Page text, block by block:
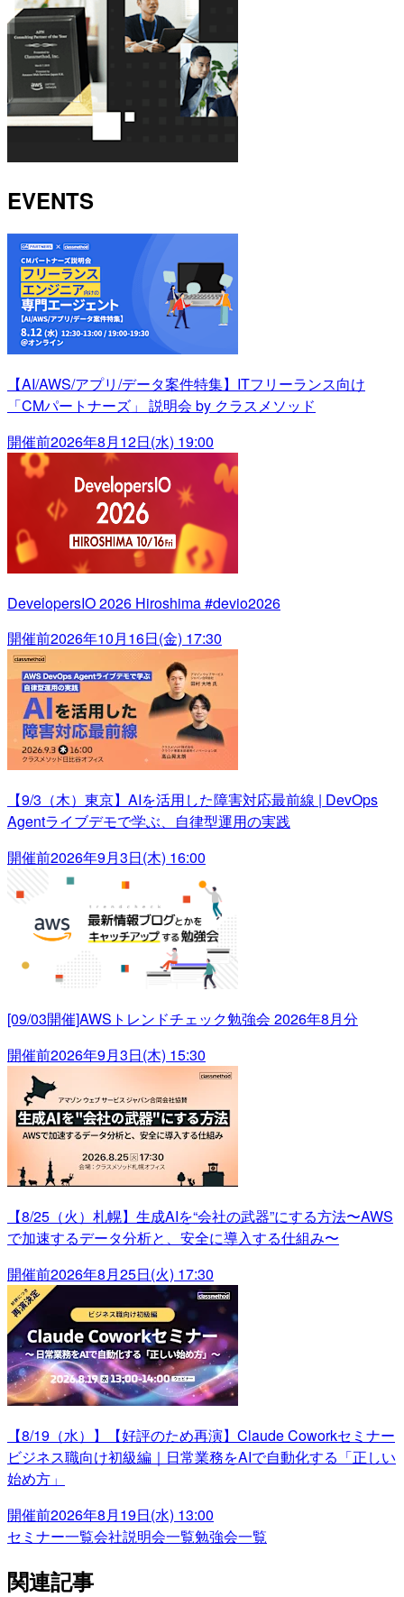
EVENTS
【AI/AWS/アプリ/データ案件特集】ITフリーランス向け
「CMパートナーズ」 説明会 by クラスメソッド
開催前2026年8月12日(水) 19:00
DevelopersIO 2026 Hiroshima #devio2026
開催前2026年10月16日(金) 17:30
【9/3（木）東京】AIを活用した障害対応最前線 | DevOps
Agentライブデモで学ぶ、自律型運用の実践
開催前2026年9月3日(木) 16:00
[09/03開催]AWSトレンドチェック勉強会 2026年8月分
開催前2026年9月3日(木) 15:30
【8/25（火）札幌】生成AIを“会社の武器”にする方法〜AWS
で加速するデータ分析と、安全に導入する仕組み〜
開催前2026年8月25日(火) 17:30
【8/19（水）】【好評のため再演】Claude Coworkセミナー
ビジネス職向け初級編｜日常業務をAIで自動化する「正しい
始め方」
開催前2026年8月19日(水) 13:00
セミナー一覧会社説明会一覧勉強会一覧
関連記事